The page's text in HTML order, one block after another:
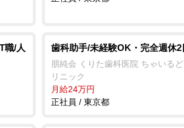
職/人 歯科助手/未経験OK・完全週休2
朋純会 くりた歯科医院 ちゃいる
リニック
月給24万円
正社員 / 東京都